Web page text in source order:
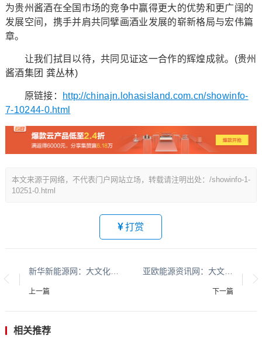
为贵州酱酒在全国市场的竞争中赢得更大的优势和更广阔的
发展空间，携手并肩共同擘画酒业发展的崭新格局与宏伟篇
章。
让我们拭目以待，共同见证这一合作的辉煌成就。(贵州
酱酒集团 龚丛林)
原链接：
http://chinajn.lohasisland.com.cn/showinfo-
7-10244-0.html
本文来源于网络，不代表门户网站立场，转载请注明出处：/showinfo-1-
10251-0.html
打赏
新华新能源网：大文化系列报道：贵州酱香酒文化系列报道之二
上一篇
亚欧能源资讯网：大文化系列报道：贵州酱香酒文化系列报道之二
下一篇
相关推荐